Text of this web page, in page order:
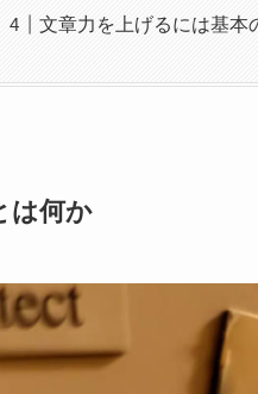
文章力を上げるには基本
は何か